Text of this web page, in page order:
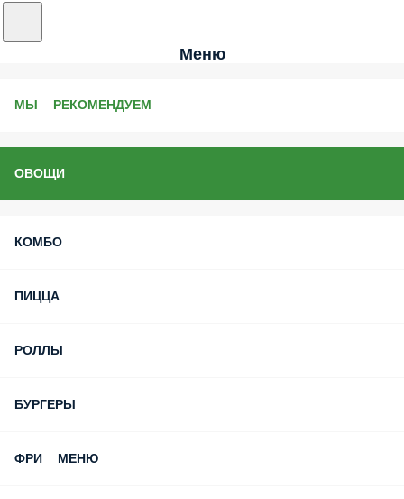
Меню
МЫ РЕКОМЕНДУЕМ
ОВОЩИ
КОМБО
ПИЦЦА
РОЛЛЫ
БУРГЕРЫ
ФРИ МЕНЮ